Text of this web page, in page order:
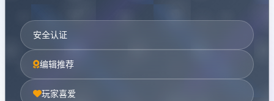
安全认证
编辑推荐
玩家喜爱